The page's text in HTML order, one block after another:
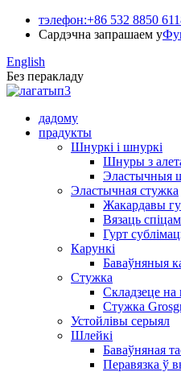
тэлефон:+86 532 8850
Сардэчна запрашаем у
English
Без перакладу
дадому
прадукты
Шнуркі і шнуркі
Шнуры з
Эластычныя
Эластычная стужка
Жакардавы
Вязаць
Гурт
Карункі
Баваўняныя
Стужка
Складзеце на
Стужка
Устойлівы серыял
Шлейкі
Баваўняная
Перавязка ў